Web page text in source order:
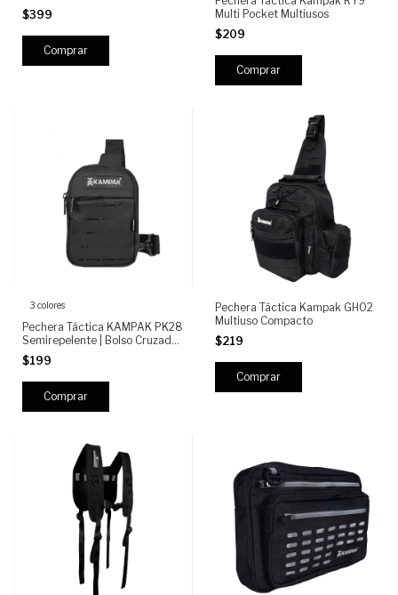
$399
Multi Pocket Multiusos
$209
Comprar
3 colores
Pechera Táctica KAMPAK PK28
Semirepelente | Bolso Cruzado
Militar para Celular 6.7",
Compacta, Ajustable y
Resistente
$199
Comprar
Pechera Táctica Kampak GH02
Multiuso Compacto
$219